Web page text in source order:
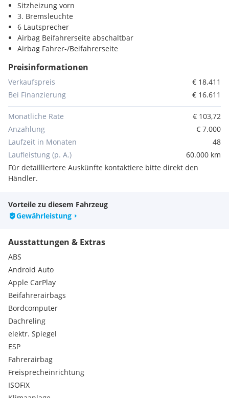
Sitzheizung vorn
3. Bremsleuchte
6 Lautsprecher
Airbag Beifahrerseite abschaltbar
Airbag Fahrer-/Beifahrerseite
Anti-Blockier-System (ABS)
Antriebs-Schlupfregelung (ASR)
Antriebsart: Frontantrieb
Armaturentafel Leder-Optik
Audiosystem mit Touchscreen-Farbdisplay
AUX-IN-Anschluss und 2 x USB-Anschluss
Aussenspiegel Dachfarbe
Aussenspiegel elektr. verstell- und anklappbar
Aussenspiegel elektr. verstell- und heizbar - beide
Aussenspiegel elektr. verstell- - heiz- und anklappbar -
beide
Aussenspiegel lackiert
Aussenspiegel schwarz
Bluetooth-Schnittstelle mit Freisprecheinrichtung
Bordcomputer
Bremsassistent
Dachhimmel schwarz
Dachreling silber
Einparkhilfe hinten
Einschaltautomatik für Fahrlicht
Elektr. Bremskraftverteilung
Elektron. Differentialsperre (EDS)
Elektron. Stabilitäts-Programm (ESP)
Elektron. Stabilitätskontrolle (ESC)
Berganfahr-Assistent (Hill-Holder)
Fahrprofilauswahl (SEAT Drive Profile)
Fahrprofilauswahl (SEAT Drive Select)
Multikollisionsbremse (Multi Collision Brake)
Preisinformationen
Verkaufspreis
€ 18.411
Bei Finanzierung
€ 16.611
Monatliche Rate
€ 103,72
Anzahlung
€ 7.000
Laufzeit in Monaten
48
Laufleistung (p. A.)
60.000 km
Für detailliertere Auskünfte kontaktiere bitte direkt den
Händler.
Vorteile zu diesem Fahrzeug
Gewährleistung
Ausstattungen & Extras
ABS
Android Auto
Apple CarPlay
Beifahrerairbags
Bordcomputer
Dachreling
elektr. Spiegel
ESP
Fahrerairbag
Freisprecheinrichtung
ISOFIX